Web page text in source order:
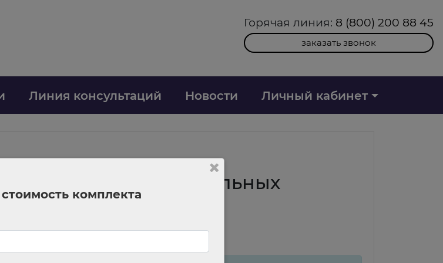
Горячая линия: 8 (800) 200 88 45
заказать звонок
Линия консультаций Новости Личный кабинет
образовательных
вопросы
стоимость комплекта